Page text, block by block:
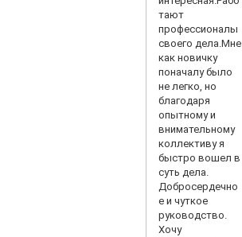
тают
профессионалы
своего дела.Мне
как новичку
поначалу было
не легко, но
благодаря
опытному и
внимательному
коллективу я
быстро вошел в
суть дела.
Добросердечно
е и чуткое
руководство.
Хочу